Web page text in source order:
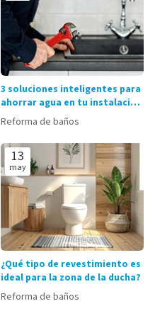
3 soluciones inteligentes para
ahorrar agua en tu instalación
de fontanería
Reforma de baños
13
may
¿Qué tipo de revestimiento es
ideal para la zona de la ducha?
Reforma de baños